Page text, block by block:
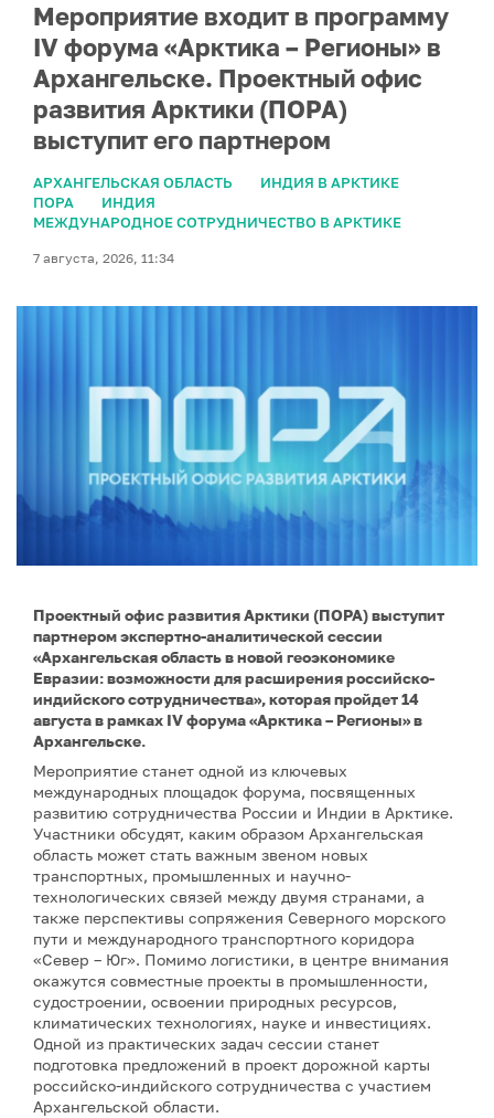
Мероприятие входит в программу
IV форума «Арктика – Регионы» в
Архангельске. Проектный офис
развития Арктики (ПОРА)
выступит его партнером
АРХАНГЕЛЬСКАЯ ОБЛАСТЬ
ИНДИЯ В АРКТИКЕ
ПОРА
ИНДИЯ
МЕЖДУНАРОДНОЕ СОТРУДНИЧЕСТВО В АРКТИКЕ
7 августа, 2026, 11:34
Проектный офис развития Арктики (ПОРА) выступит
партнером экспертно-аналитической сессии
«Архангельская область в новой геоэкономике
Евразии: возможности для расширения российско-
индийского сотрудничества», которая пройдет 14
августа в рамках IV форума «Арктика – Регионы» в
Архангельске.
Мероприятие станет одной из ключевых
международных площадок форума, посвященных
развитию сотрудничества России и Индии в Арктике.
Участники обсудят, каким образом Архангельская
область может стать важным звеном новых
транспортных, промышленных и научно-
технологических связей между двумя странами, а
также перспективы сопряжения Северного морского
пути и международного транспортного коридора
«Север – Юг». Помимо логистики, в центре внимания
окажутся совместные проекты в промышленности,
судостроении, освоении природных ресурсов,
климатических технологиях, науке и инвестициях.
Одной из практических задач сессии станет
подготовка предложений в проект дорожной карты
российско-индийского сотрудничества с участием
Архангельской области.